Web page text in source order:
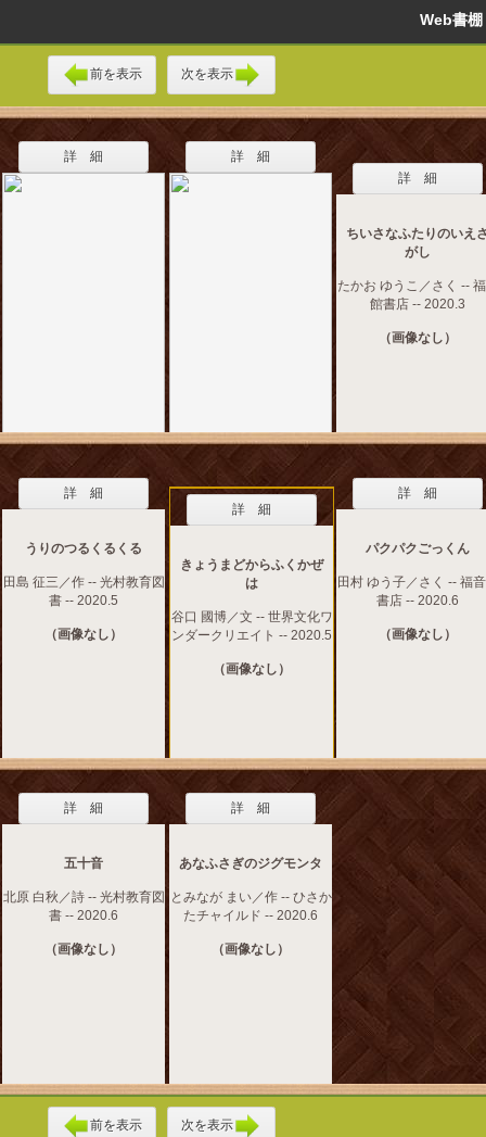
Web書
前を表示 次を表示
詳 細
詳 細
詳 細
ちいさなふたりのいえ
がし
たかお ゆうこ／さく --
館書店 -- 2020.3
（画像なし）
詳 細
うりのつるくるくる
田島 征三／作 -- 光村教育図
書 -- 2020.5
（画像なし）
詳 細
きょうまどからふくかぜ
は
谷口 國博／文 -- 世界文化ワ
ンダークリエイト -- 2020.5
（画像なし）
詳 細
パクパクごっくん
田村 ゆう子／さく -- 福
書店 -- 2020.6
（画像なし）
詳 細
五十音
北原 白秋／詩 -- 光村教育図
書 -- 2020.6
（画像なし）
詳 細
あなふさぎのジグモンタ
とみなが まい／作 -- ひさか
たチャイルド -- 2020.6
（画像なし）
前を表示 次を表示